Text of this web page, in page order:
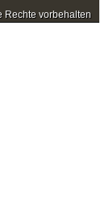
Rechte vorbehalten